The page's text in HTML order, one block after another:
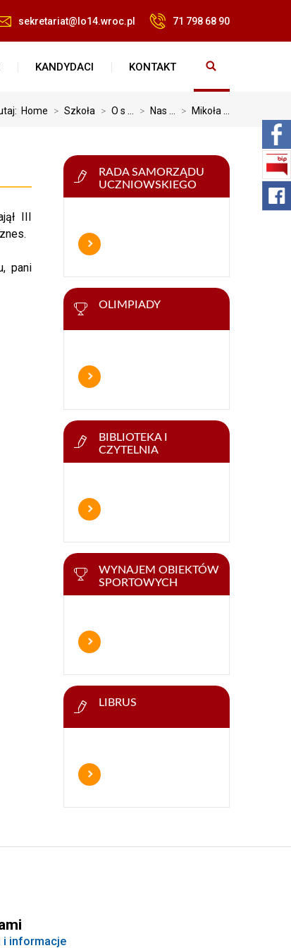
sekretariat@lo14.wroc.pl 71 798 68 90
KANDYDACI KONTAKT
Home > Szkoła > O s ... > Nas ... > Mikoła ...
III
pani
RADA SAMORZĄDU
UCZNIOWSKIEGO
OLIMPIADY
BIBLIOTEKA I
CZYTELNIA
WYNAJEM OBIEKTÓW
SPORTOWYCH
LIBRUS
i informacje